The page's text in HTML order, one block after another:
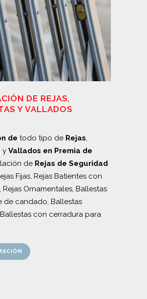
DE REJAS,
Y VALLADOS
de todo tipo de Rejas,
y Vallados en Premia de
de Rejas de Seguridad
Fijas, Rejas Batientes con
Rejas Ornamentales, Ballestas
de candado, Ballestas
con cerradura para